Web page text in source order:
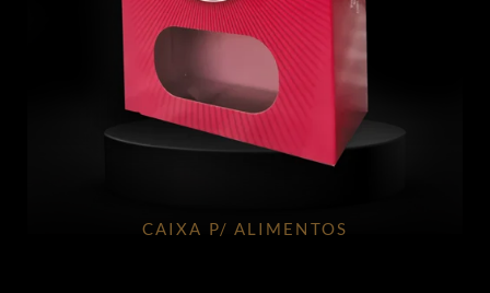
CAIXA P/ ALIMENTOS